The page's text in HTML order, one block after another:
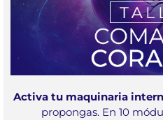
Activa tu maquinaria
propongas. En 10